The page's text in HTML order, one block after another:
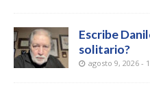
Escribe
solitario?
agosto 9, 2026 -